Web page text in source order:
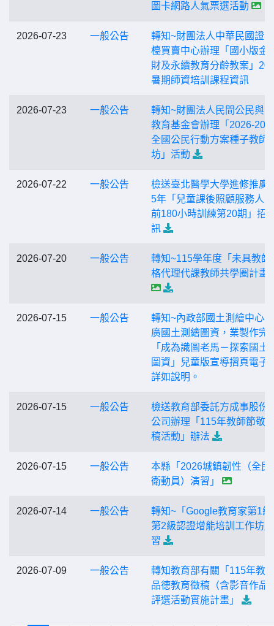
圖卡網路人氣票選活動
2026-07-23 一般公告
轉知~財團法人中華民國證
檯買賣中心辦理「國小版金
財及永續教育分齡教案」
暑期師資培訓課程資訊
2026-07-23 一般公告
轉知~財團法人民間公民與
教育基金會辦理「2026-
全國公民行動方案種子教師
坊」活動
2026-07-22 一般公告
檢送臺北醫學大學進修推廣
5年「兒童課後照顧服務人
前180小時訓練第20期」招
訊
2026-07-20 一般公告
轉知~115學年度「未具教師
格代理代課教師共學圈計畫
2026-07-15 一般公告
轉知~內政部國土測繪中心
廣國土測繪圖資，業製作完
「成為識圖老馬－探索國土
圖資」兒童版宣導摺頁電子
詳如說明。
2026-07-15 一般公告
檢送教育部委託方成事股份
公司辦理「115年教師節敬
稿活動」辦法
2026-07-15 一般公告
本縣「2026城鎮韌性（全民
衛動員）演習」
2026-07-14 一般公告
轉知~「Google教育家第1級
第2級認證增能培訓工作坊
習
2026-07-09 一般公告
轉知教育部有關「115年教
品德教育徵稿（含影音作品
評選活動實施計畫」